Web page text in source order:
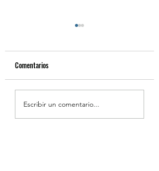
Resumen de la Semana de
Comentarios
Escribir un comentario...